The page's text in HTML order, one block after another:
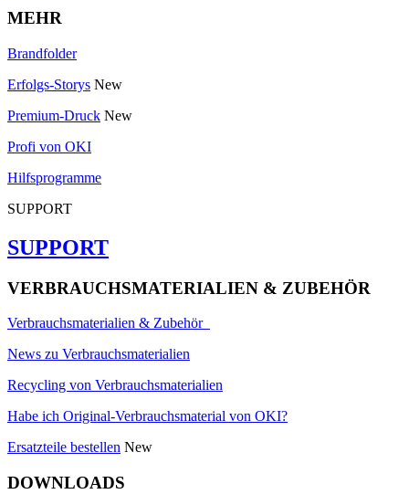
MEHR
Brandfolder
Erfolgs-Storys New
Premium-Druck New
Profi von OKI
Hilfsprogramme
SUPPORT
SUPPORT
VERBRAUCHSMATERIALIEN & ZUBEHÖR
Verbrauchsmaterialien & Zubehör
News zu Verbrauchsmaterialien
Recycling von Verbrauchsmaterialien
Habe ich Original-Verbrauchsmaterial von OKI?
Ersatzteile bestellen New
DOWNLOADS